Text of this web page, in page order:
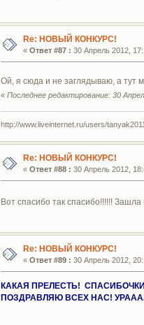
Re: НОВЫЙ КОНКУРС!
« Ответ #87 : 30 Апрель 2012,
Ой, я сюда и не заглядываю, а тут
« Последнее редактирование: 30
http://www.liveinternet.ru/users/
Re: НОВЫЙ КОНКУРС!
« Ответ #88 : 30 Апрель 2012,
Вот спасибо так спасибо!!!!!!
Re: НОВЫЙ КОНКУРС!
« Ответ #89 : 30 Апрель 2012,
КАКАЯ ПРЕЛЕСТЬ! СПАСИБОЧКИ
ПОЗДРАВЛЯЮ ВСЕХ НАС!